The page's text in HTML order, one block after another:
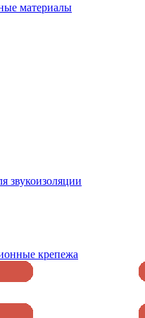
материалы
звукоизоляции
крепежа